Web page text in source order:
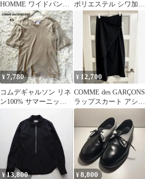
HOMME ワイドパンツ
S 濃紺 2タック
ポリエステル シワ加工
ジャケット キンガム
¥7,780
コムデギャルソン リネ
ン100% サマーニット
半袖ニット セーター 麻
¥ 12,700
COMME des GARÇONS
ラップスカート アシン
メトリー ブラック S
¥13,800 ¥8,800